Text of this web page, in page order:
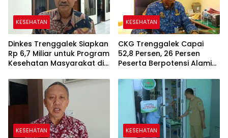
KESEHATAN
Dinkes Trenggalek Siapkan
Rp 6,7 Miliar untuk Program
Kesehatan Masyarakat di
KESEHATAN
CKG Trenggalek Capai
52,8 Persen, 26 Persen
Peserta Berpotensi Alami
KESEHATAN KESEHATAN